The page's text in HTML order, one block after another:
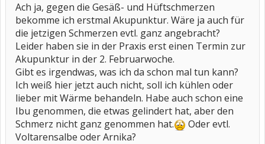
Ach ja, gegen die Gesäß- und Hüftschmerzen
bekomme ich erstmal Akupunktur. Wäre ja auch für
die jetzigen Schmerzen evtl. ganz angebracht?
Leider haben sie in der Praxis erst einen Termin zur
Akupunktur in der 2. Februarwoche.
Gibt es irgendwas, was ich da schon mal tun kann?
Ich weiß hier jetzt auch nicht, soll ich kühlen oder
lieber mit Wärme behandeln. Habe auch schon eine
Ibu genommen, die etwas gelindert hat, aber den
Schmerz nicht ganz genommen hat.
Oder evtl.
Voltarensalbe oder Arnika?